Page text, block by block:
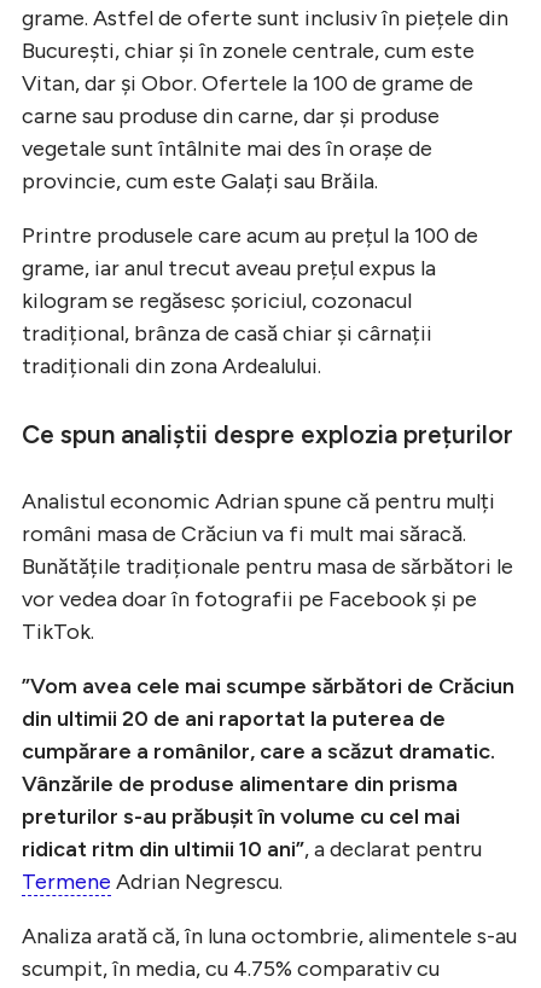
grame. Astfel de oferte sunt inclusiv în piețele din
București, chiar și în zonele centrale, cum este
Vitan, dar și Obor. Ofertele la 100 de grame de
carne sau produse din carne, dar și produse
vegetale sunt întâlnite mai des în orașe de
provincie, cum este Galați sau Brăila.
Printre produsele care acum au prețul la 100 de
grame, iar anul trecut aveau prețul expus la
kilogram se regăsesc șoriciul, cozonacul
tradițional, brânza de casă chiar și cârnații
tradiționali din zona Ardealului.
Ce spun analiștii despre explozia prețurilor
Analistul economic Adrian spune că pentru mulți
români masa de Crăciun va fi mult mai săracă.
Bunătățile tradiționale pentru masa de sărbători le
vor vedea doar în fotografii pe Facebook și pe
TikTok.
”Vom avea cele mai scumpe sărbători de Crăciun
din ultimii 20 de ani raportat la puterea de
cumpărare a românilor, care a scăzut dramatic.
Vânzările de produse alimentare din prisma
preturilor s-au prăbușit în volume cu cel mai
ridicat ritm din ultimii 10 ani”, a declarat pentru
Termene Adrian Negrescu.
Analiza arată că, în luna octombrie, alimentele s-au
scumpit, în media, cu 4.75% comparativ cu